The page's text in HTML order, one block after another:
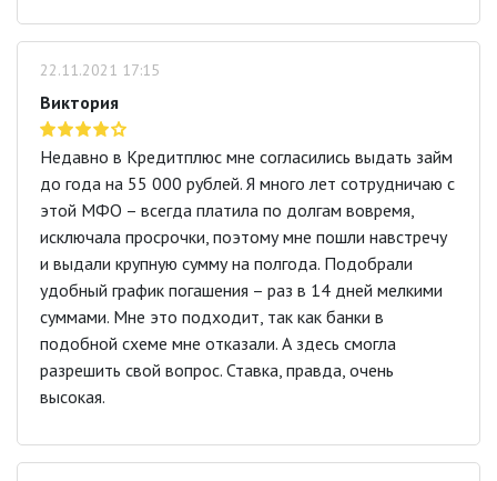
22.11.2021 17:15
Виктория
Недавно в Кредитплюс мне согласились выдать займ
до года на 55 000 рублей. Я много лет сотрудничаю с
этой МФО – всегда платила по долгам вовремя,
исключала просрочки, поэтому мне пошли навстречу
и выдали крупную сумму на полгода. Подобрали
удобный график погашения – раз в 14 дней мелкими
суммами. Мне это подходит, так как банки в
подобной схеме мне отказали. А здесь смогла
разрешить свой вопрос. Ставка, правда, очень
высокая.